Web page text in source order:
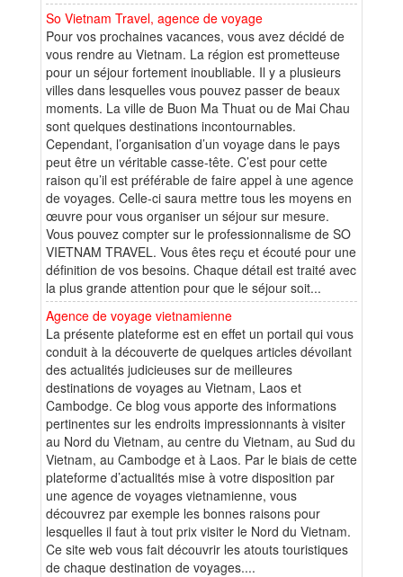
So Vietnam Travel, agence de voyage
Pour vos prochaines vacances, vous avez décidé de
vous rendre au Vietnam. La région est prometteuse
pour un séjour fortement inoubliable. Il y a plusieurs
villes dans lesquelles vous pouvez passer de beaux
moments. La ville de Buon Ma Thuat ou de Mai Chau
sont quelques destinations incontournables.
Cependant, l’organisation d’un voyage dans le pays
peut être un véritable casse-tête. C’est pour cette
raison qu’il est préférable de faire appel à une agence
de voyages. Celle-ci saura mettre tous les moyens en
œuvre pour vous organiser un séjour sur mesure.
Vous pouvez compter sur le professionnalisme de SO
VIETNAM TRAVEL. Vous êtes reçu et écouté pour une
définition de vos besoins. Chaque détail est traité avec
la plus grande attention pour que le séjour soit...
Agence de voyage vietnamienne
La présente plateforme est en effet un portail qui vous
conduit à la découverte de quelques articles dévoilant
des actualités judicieuses sur de meilleures
destinations de voyages au Vietnam, Laos et
Cambodge. Ce blog vous apporte des informations
pertinentes sur les endroits impressionnants à visiter
au Nord du Vietnam, au centre du Vietnam, au Sud du
Vietnam, au Cambodge et à Laos. Par le biais de cette
plateforme d’actualités mise à votre disposition par
une agence de voyages vietnamienne, vous
découvrez par exemple les bonnes raisons pour
lesquelles il faut à tout prix visiter le Nord du Vietnam.
Ce site web vous fait découvrir les atouts touristiques
de chaque destination de voyages....